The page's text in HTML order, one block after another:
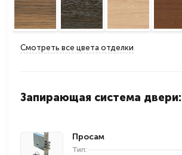
Смотреть все цвета отделки
Запирающая система двери:
Просам
Тип: